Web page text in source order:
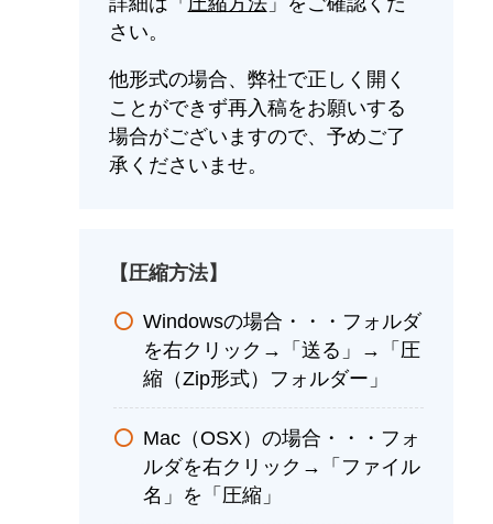
さい。
他形式の場合、弊社で正しく開く
ことができず再入稿をお願いする
場合がございますので、予めご了
承くださいませ。
【圧縮方法】
Windowsの場合・・・フォルダ
を右クリック→「送る」→「圧
縮（Zip形式）フォルダー」
Mac（OSX）の場合・・・フォ
ルダを右クリック→「ファイル
名」を「圧縮」